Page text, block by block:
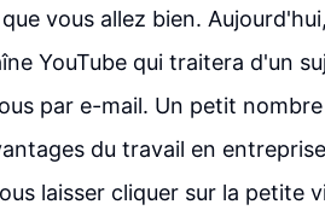
vous allez bien.
YouTube qui traitera d'un
par e-mail. Un petit
du travail en
laisser cliquer sur la petite